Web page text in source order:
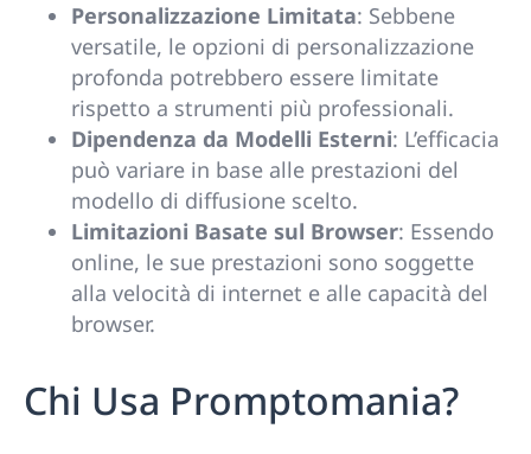
Personalizzazione Limitata: Sebbene
versatile, le opzioni di personalizzazione
profonda potrebbero essere limitate
rispetto a strumenti più professionali.
Dipendenza da Modelli Esterni: L’efficacia
può variare in base alle prestazioni del
modello di diffusione scelto.
Limitazioni Basate sul Browser: Essendo
online, le sue prestazioni sono soggette
alla velocità di internet e alle capacità del
browser.
Chi Usa Promptomania?